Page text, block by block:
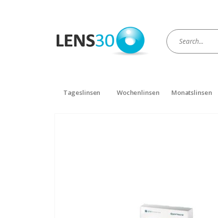
Tageslinsen Wochenlinsen Monatslinsen